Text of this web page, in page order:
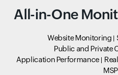
All-in-One
Website Monitoring
Public and Private
Application Performance
MSP